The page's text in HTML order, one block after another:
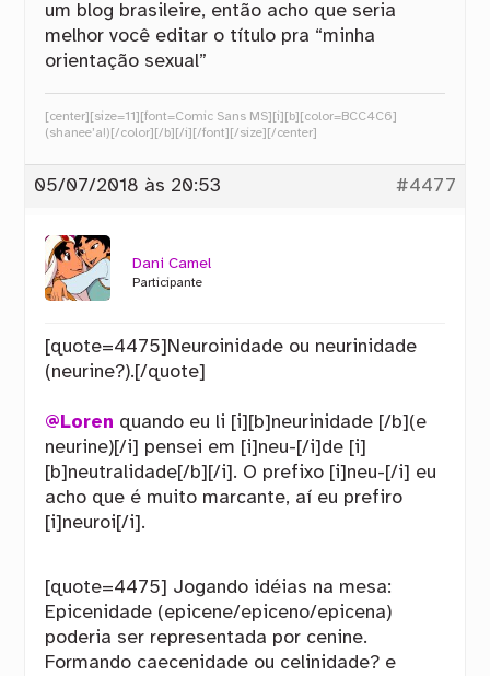
um blog brasileire, então acho que seria
melhor você editar o título pra “minha
orientação sexual”
[center][size=11][font=Comic Sans MS][i][b][color=BCC4C6]
(shanee’a!)[/color][/b][/i][/font][/size][/center]
05/07/2018 às 20:53 #4477
Dani Camel
Participante
[quote=4475]Neuroinidade ou neurinidade
(neurine?).[/quote]
@Loren quando eu li [i][b]neurinidade [/b](e
neurine)[/i] pensei em [i]neu-[/i]de [i]
[b]neutralidade[/b][/i]. O prefixo [i]neu-[/i] eu
acho que é muito marcante, aí eu prefiro
[i]neuroi[/i].
[quote=4475] Jogando idéias na mesa:
Epicenidade (epicene/epiceno/epicena)
poderia ser representada por cenine.
Formando caecenidade ou celinidade? e